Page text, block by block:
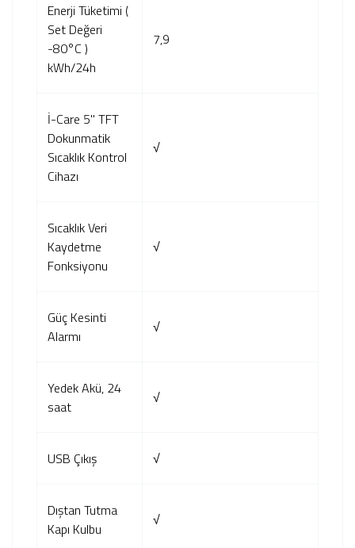
Enerji Tüketimi (
Set Değeri
-80°C )
kWh/24h
7,9
İ-Care 5" TFT
Dokunmatik
Sıcaklık Kontrol
Cihazı
√
Sıcaklık Veri
Kaydetme
Fonksiyonu
√
Güç Kesinti
Alarmı
√
Yedek Akü, 24
saat
√
USB Çıkış √
Dıştan Tutma
Kapı Kulbu
√